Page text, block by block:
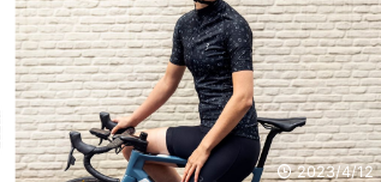
2023/4/12